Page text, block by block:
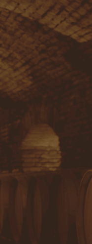
Viña Concha y Toro
INÍCIO